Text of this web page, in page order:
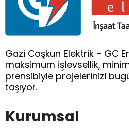
Gazi Coşkun Elektrik – GC
maksimum işlevsellik,
prensibiyle projelerinizi
taşıyor.
Kurumsal